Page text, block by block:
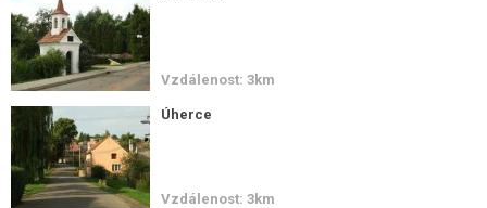
Vzdálenost: 3km
Úherce
Vzdálenost: 3km